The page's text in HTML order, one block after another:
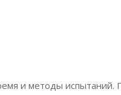
и методы испытаний.